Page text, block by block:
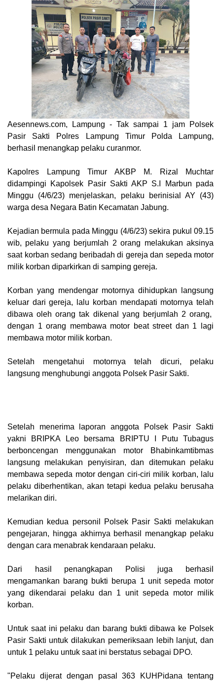
Aesennews.com, Lampung - Tak sampai 1 jam Polsek
Pasir Sakti Polres Lampung Timur Polda Lampung,
berhasil menangkap pelaku curanmor.
Kapolres Lampung Timur AKBP M. Rizal Muchtar
didampingi Kapolsek Pasir Sakti AKP S.I Marbun pada
Minggu (4/6/23) menjelaskan, pelaku berinisial AY (43)
warga desa Negara Batin Kecamatan Jabung.
Kejadian bermula pada Minggu (4/6/23) sekira pukul 09.15
wib, pelaku yang berjumlah 2 orang melakukan aksinya
saat korban sedang beribadah di gereja dan sepeda motor
milik korban diparkirkan di samping gereja.
Korban yang mendengar motornya dihidupkan langsung
keluar dari gereja, lalu korban mendapati motornya telah
dibawa oleh orang tak dikenal yang berjumlah 2 orang,
dengan 1 orang membawa motor beat street dan 1 lagi
membawa motor milik korban.
Setelah mengetahui motornya telah dicuri, pelaku
langsung menghubungi anggota Polsek Pasir Sakti.
Setelah menerima laporan anggota Polsek Pasir Sakti
yakni BRIPKA Leo bersama BRIPTU I Putu Tubagus
berboncengan menggunakan motor Bhabinkamtibmas
langsung melakukan penyisiran, dan ditemukan pelaku
membawa sepeda motor dengan ciri-ciri milik korban, lalu
pelaku diberhentikan, akan tetapi kedua pelaku berusaha
melarikan diri.
Kemudian kedua personil Polsek Pasir Sakti melakukan
pengejaran, hingga akhirnya berhasil menangkap pelaku
dengan cara menabrak kendaraan pelaku.
Dari hasil penangkapan Polisi juga berhasil
mengamankan barang bukti berupa 1 unit sepeda motor
yang dikendarai pelaku dan 1 unit sepeda motor milik
korban.
Untuk saat ini pelaku dan barang bukti dibawa ke Polsek
Pasir Sakti untuk dilakukan pemeriksaan lebih lanjut, dan
untuk 1 pelaku untuk saat ini berstatus sebagai DPO.
"Pelaku dijerat dengan pasal 363 KUHPidana tentang